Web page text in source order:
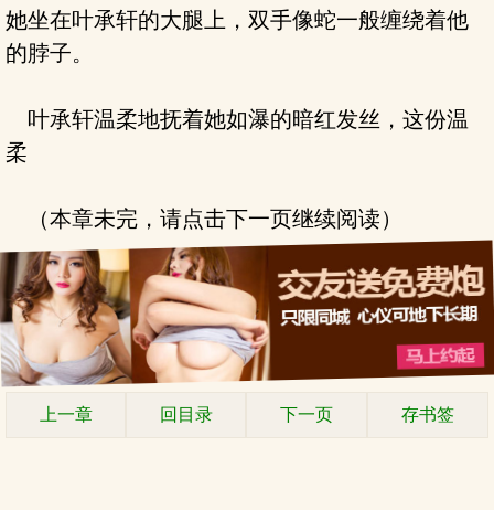
她坐在叶承轩的大腿上，双手像蛇一般缠绕着他
的脖子。
叶承轩温柔地抚着她如瀑的暗红发丝，这份温
柔
（本章未完，请点击下一页继续阅读）
上一章 回目录 下一页 存书签